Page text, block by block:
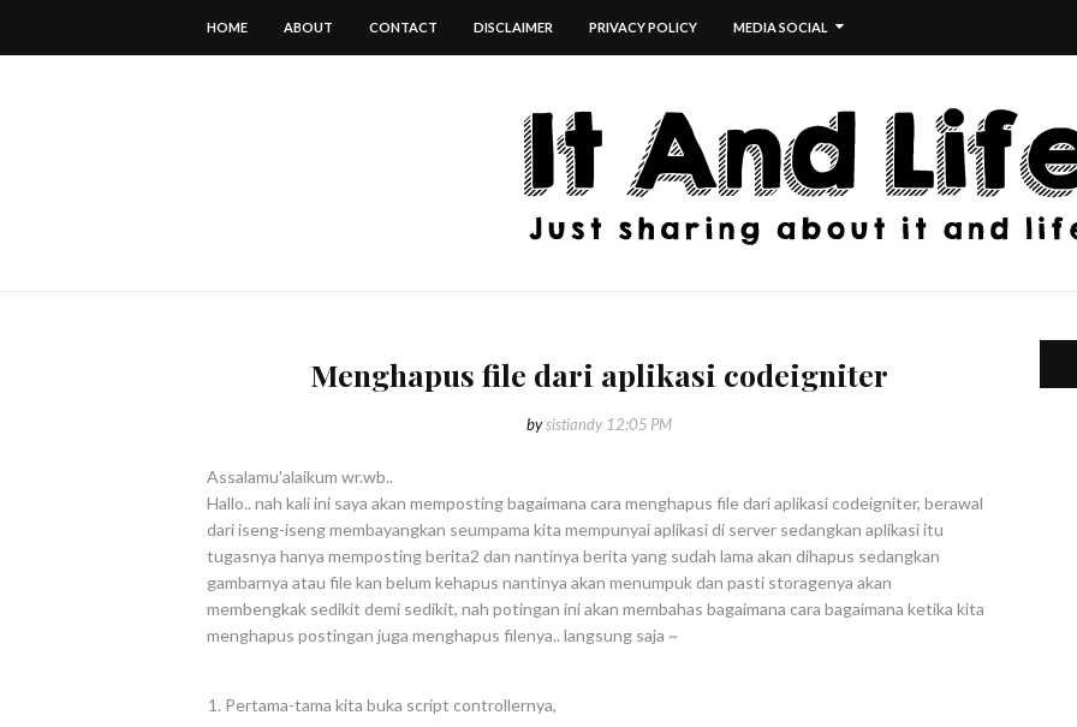
HOME ABOUT CONTACT DISCLAIMER PRIVACY POLICY MEDIA SOCIAL
Menghapus file dari aplikasi codeigniter
bysistiandy 12:05 PM
Assalamu'alaikum wr.wb..
Hallo.. nah kali ini saya akan memposting bagaimana cara menghapus file dari aplikasi codeigniter, berawal
dari iseng-iseng membayangkan seumpama kita mempunyai aplikasi di server sedangkan aplikasi itu
tugasnya hanya memposting berita2 dan nantinya berita yang sudah lama akan dihapus sedangkan
gambarnya atau file kan belum kehapus nantinya akan menumpuk dan pasti storagenya akan
membengkak sedikit demi sedikit, nah potingan ini akan membahas bagaimana cara bagaimana ketika kita
menghapus postingan juga menghapus filenya.. langsung saja ~
Pertama-tama kita buka script controllernya,